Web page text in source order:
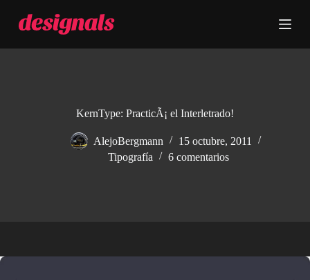
t
KernType: PracticÃ¡ el Interletrado!
AlejoBergmann
15 octubre, 2011
Tipografía
6 comentarios